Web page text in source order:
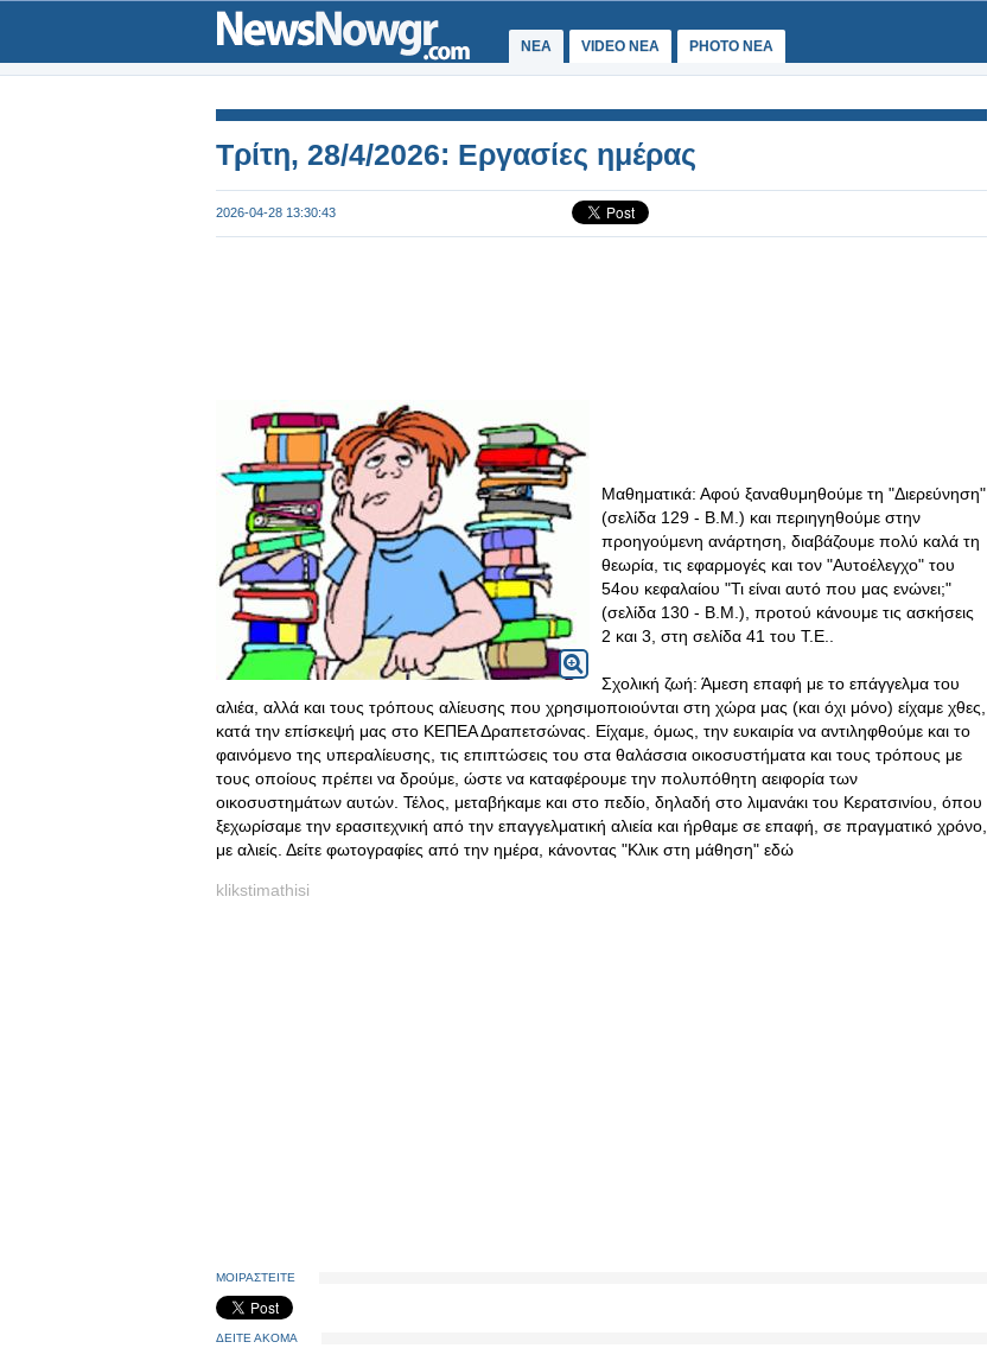
ΝΕΑ VIDEO NEA PHOTO NEA
Τρίτη, 28/4/2026: Εργασίες ημέρας
2026-04-28 13:30:43
Μαθηματικά: Αφού ξαναθυμηθούμε τη "Διερεύνηση"
(σελίδα 129 - Β.Μ.) και περιηγηθούμε στην
προηγούμενη ανάρτηση, διαβάζουμε πολύ καλά τη
θεωρία, τις εφαρμογές και τον "Αυτοέλεγχο" του
54ου κεφαλαίου "Τι είναι αυτό που μας ενώνει;"
(σελίδα 130 - Β.Μ.), προτού κάνουμε τις ασκήσεις
2 και 3, στη σελίδα 41 του Τ.Ε..
Σχολική ζωή: Άμεση επαφή με το επάγγελμα του
αλιέα, αλλά και τους τρόπους αλίευσης που χρησιμοποιούνται στη χώρα μας (και όχι μόνο) είχαμε χθες,
κατά την επίσκεψή μας στο ΚΕΠΕΑ Δραπετσώνας. Είχαμε, όμως, την ευκαιρία να αντιληφθούμε και το
φαινόμενο της υπεραλίευσης, τις επιπτώσεις του στα θαλάσσια οικοσυστήματα και τους τρόπους με
τους οποίους πρέπει να δρούμε, ώστε να καταφέρουμε την πολυπόθητη αειφορία των
οικοσυστημάτων αυτών. Τέλος, μεταβήκαμε και στο πεδίο, δηλαδή στο λιμανάκι του Κερατσινίου, όπου
ξεχωρίσαμε την ερασιτεχνική από την επαγγελματική αλιεία και ήρθαμε σε επαφή, σε πραγματικό χρόνο,
με αλιείς. Δείτε φωτογραφίες από την ημέρα, κάνοντας "Κλικ στη μάθηση" εδώ
klikstimathisi
ΜΟΙΡΑΣΤΕΙΤΕ
ΔΕΙΤΕ ΑΚΟΜΑ